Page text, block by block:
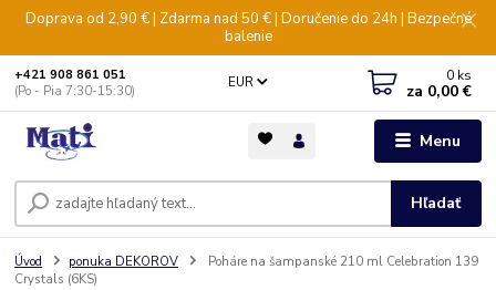
Doprava od 2,90 € | Zdarma nad 50 € | Doručenie do 24h | Bezpečné
balenie
Menu
EUR
Hľadať
+421 908 861 051
(Po - Pia 7:30-15:30)
0 ks
za 0,00 €
Úvod ponuka DEKOROV
Poháre na šampanské 210 ml Celebration 139
Crystals (6KS)